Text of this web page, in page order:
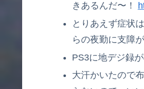
きあるんだ〜！
とりあえず症状
らの夜勤に支障
PS3に地デジ録
大汗かいたので